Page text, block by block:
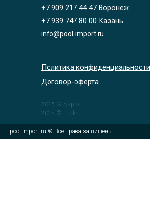
2025 © Aspro
2025 © Luckru
+7 909 217 44 47 Воронеж
+7 939 747 80 00 Казань
info@pool-import.ru
Политика конфиденциальности
Договор-оферта
pool-import.ru © Все права защищены